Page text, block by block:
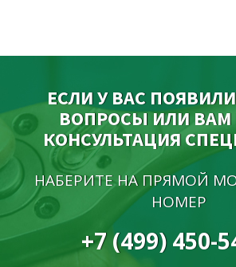
ЕСЛИ У ВАС
ВОПРОСЫ ИЛИ
КОНСУЛЬТАЦИЯ
НАБЕРИТЕ НА ПРЯМОЙ
НОМЕР
+7 (499) 450-